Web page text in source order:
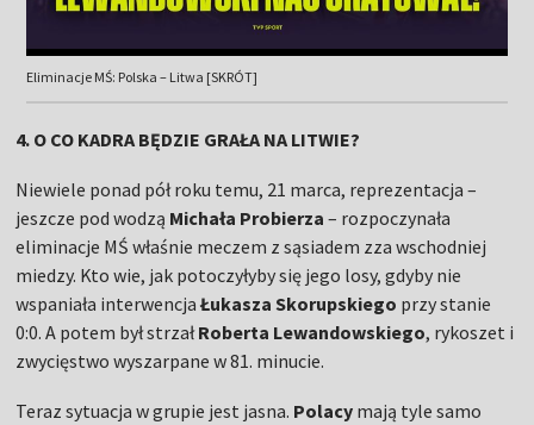
Eliminacje MŚ: Polska – Litwa [SKRÓT]
4. O CO KADRA BĘDZIE GRAŁA NA LITWIE?
Niewiele ponad pół roku temu, 21 marca, reprezentacja –
jeszcze pod wodzą Michała Probierza– rozpoczynała
eliminacje MŚ właśnie meczem z sąsiadem zza wschodniej
miedzy. Kto wie, jak potoczyłyby się jego losy, gdyby nie
wspaniała interwencjaŁukasza Skorupskiego przy stanie
0:0. A potem był strzałRoberta Lewandowskiego, rykoszet i
zwycięstwo wyszarpane w 81. minucie.
Teraz sytuacja w grupie jest jasna. Polacy mają tyle samo